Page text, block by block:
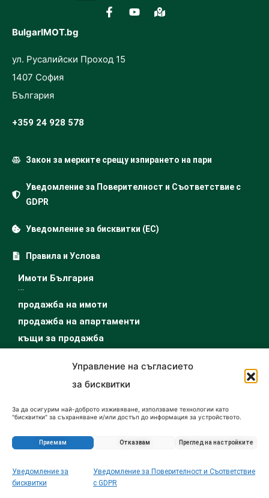
Управление на съгласието
за бисквитки
За да осигурим най-доброто изживяване, използваме технологии като
"бисквитки" за съхраняване и/или достъп до информация за устройството.
Несъгласието или оттеглянето на съгласието може да се отрази
неблагоприятно на определени функции и характеристики.
Приемам Отказвам Преглед на настройките
Уведомление за
бисквитки
Уведомление за Поверителност и Съответствие
с GDPR
BulgarIMOT.bg
ул. Русалийски Проход 15
1407 София
България
+359 24 928 578
Закон за мерките срещу изпирането на пари
Уведомление за Поверителност и Съответствие с
GDPR
Уведомление за бисквитки (ЕС)
Правила и Услова
Имоти България
…
продажба на имоти
продажба на апартаменти
къщи за продажба
продажба на земеделска земя
офис за продажба
продажба магазин
купувам гараж
имоти под наем
къщи под наем
Запитване за този имот